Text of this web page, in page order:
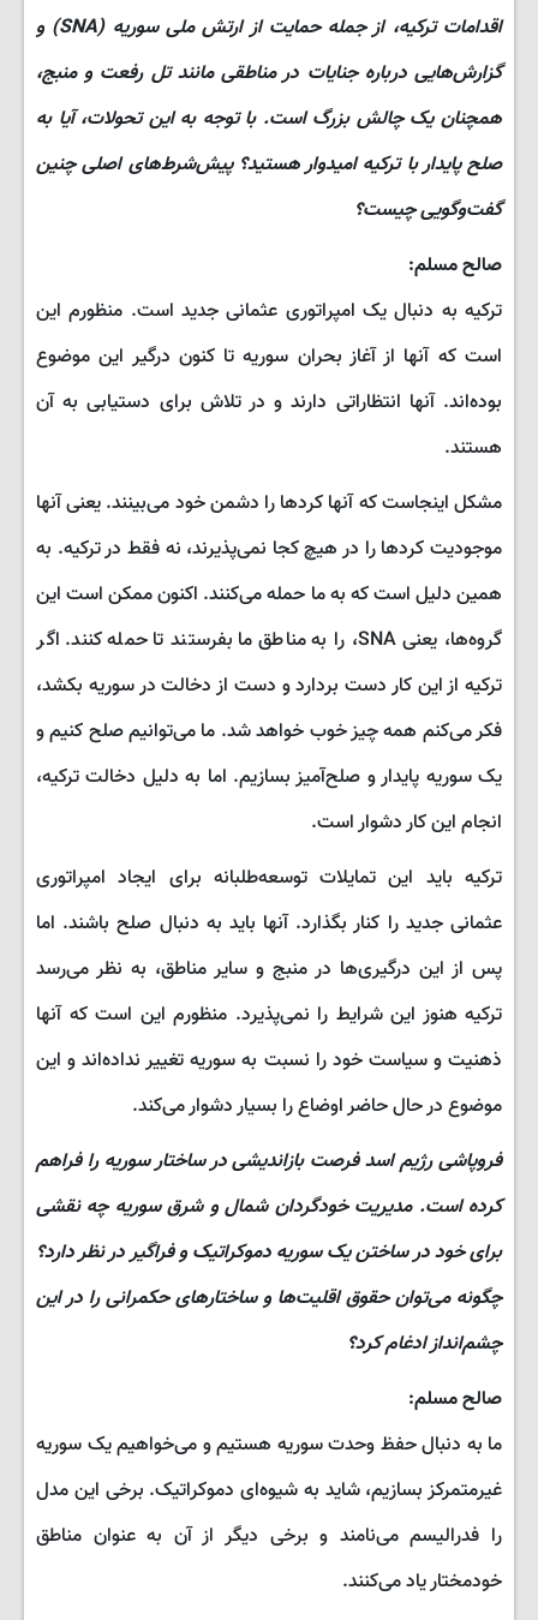
اقدامات ترکیه، از جمله حمایت از ارتش ملی سوریه (SNA) و
گزارش‌هایی درباره جنایات در مناطقی مانند تل رفعت و منبج،
همچنان یک چالش بزرگ است. با توجه به این تحولات، آیا به
صلح پایدار با ترکیه امیدوار هستید؟ پیش‌شرط‌های اصلی چنین
گفت‌وگویی چیست؟
صالح مسلم:
ترکیه به دنبال یک امپراتوری عثمانی جدید است. منظورم این
است که آنها از آغاز بحران سوریه تا کنون درگیر این موضوع
بوده‌اند. آنها انتظاراتی دارند و در تلاش برای دستیابی به آن
هستند.
مشکل اینجاست که آنها کردها را دشمن خود می‌بینند. یعنی آنها
موجودیت کردها را در هیچ کجا نمی‌پذیرند، نه فقط در ترکیه. به
همین دلیل است که به ما حمله می‌کنند. اکنون ممکن است این
گروه‌ها، یعنی SNA، را به مناطق ما بفرستند تا حمله کنند. اگر
ترکیه از این کار دست بردارد و دست از دخالت در سوریه بکشد،
فکر می‌کنم همه چیز خوب خواهد شد. ما می‌توانیم صلح کنیم و
یک سوریه پایدار و صلح‌آمیز بسازیم. اما به دلیل دخالت ترکیه،
انجام این کار دشوار است.
ترکیه باید این تمایلات توسعه‌طلبانه برای ایجاد امپراتوری
عثمانی جدید را کنار بگذارد. آنها باید به دنبال صلح باشند. اما
پس از این درگیری‌ها در منبج و سایر مناطق، به نظر می‌رسد
ترکیه هنوز این شرایط را نمی‌پذیرد. منظورم این است که آنها
ذهنیت و سیاست خود را نسبت به سوریه تغییر نداده‌اند و این
موضوع در حال حاضر اوضاع را بسیار دشوار می‌کند.
فروپاشی رژیم اسد فرصت بازاندیشی در ساختار سوریه را فراهم
کرده است. مدیریت خودگردان شمال و شرق سوریه چه نقشی
برای خود در ساختن یک سوریه دموکراتیک و فراگیر در نظر دارد؟
چگونه می‌توان حقوق اقلیت‌ها و ساختارهای حکمرانی را در این
چشم‌انداز ادغام کرد؟
صالح مسلم:
ما به دنبال حفظ وحدت سوریه هستیم و می‌خواهیم یک سوریه
غیرمتمرکز بسازیم، شاید به شیوه‌ای دموکراتیک. برخی این مدل
را فدرالیسم می‌نامند و برخی دیگر از آن به عنوان مناطق
خودمختار یاد می‌کنند.